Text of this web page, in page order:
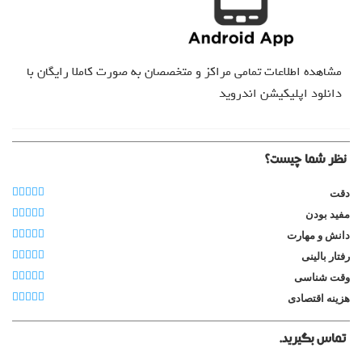
مشاهده اطلاعات تمامی مراکز و متخصصان به صورت کاملا رایگان با
دانلود اپلیکیشن اندروید
نظر شما چیست؟
دقت
مفید بودن
دانش و مهارت
رفتار بالینی
وقت شناسی
هزینه اقتصادی
تماس بگیرید.